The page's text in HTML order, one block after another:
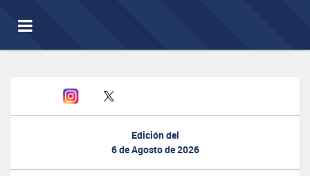
Toggle
navigation
Edición del
6 de Agosto de 2026